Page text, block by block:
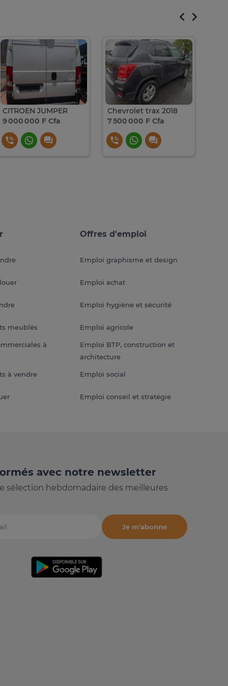
CITROËN JUMPER
9 000 000 F Cfa
Chevrolet trax 2018
7 500 000 F Cfa
meublés
à
à vendre
Offres d'emploi
Emploi graphisme et design
Emploi achat
Emploi hygiène et sécurité
Emploi agricole
Emploi BTP, construction et
architecture
Emploi social
Emploi conseil et stratégie
avec notre newsletter
sélection hebdomadaire des meilleures
Je m'abonne